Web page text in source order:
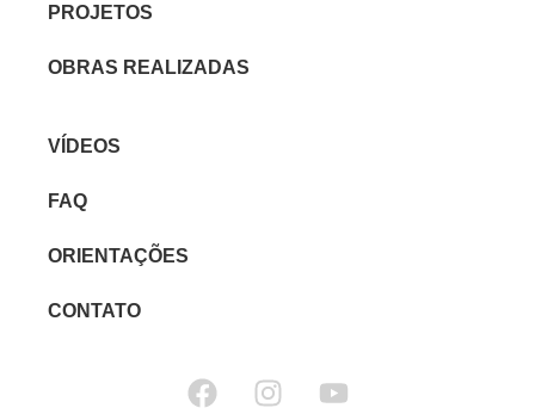
PROJETOS
OBRAS REALIZADAS
VÍDEOS
FAQ
ORIENTAÇÕES
CONTATO